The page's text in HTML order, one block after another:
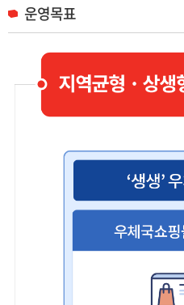
운영목표